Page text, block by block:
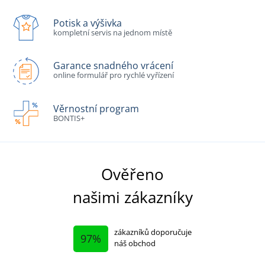
Potisk a výšivka
kompletní servis na jednom místě
Garance snadného vrácení
online formulář pro rychlé vyřízení
Věrnostní program
BONTIS+
Ověřeno
našimi zákazníky
97%
zákazníků doporučuje
náš obchod